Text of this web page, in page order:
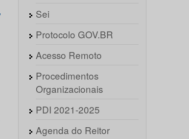
Sei
Protocolo GOV.BR
Acesso Remoto
Procedimentos
Organizacionais
PDI 2021-2025
Agenda do Reitor